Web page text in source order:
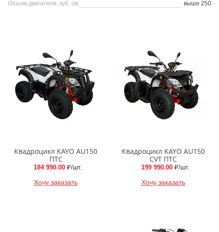
Объем двигателя, куб. см выше 250
Квадроцикл KAYO AU150
ПТС
184 990.00 ₽/шт.
Хочу заказать
Квадроцикл KAYO AU150
CVT ПТС
199 990.00 ₽/шт.
Хочу заказать